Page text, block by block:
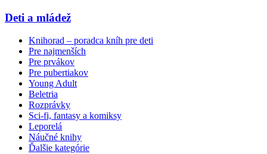
Deti a mládež
Knihorad – poradca kníh pre deti
Pre najmenších
Pre prvákov
Pre pubertiakov
Young Adult
Beletria
Rozprávky
Sci-fi, fantasy a komiksy
Leporelá
Náučné knihy
Ďalšie kategórie